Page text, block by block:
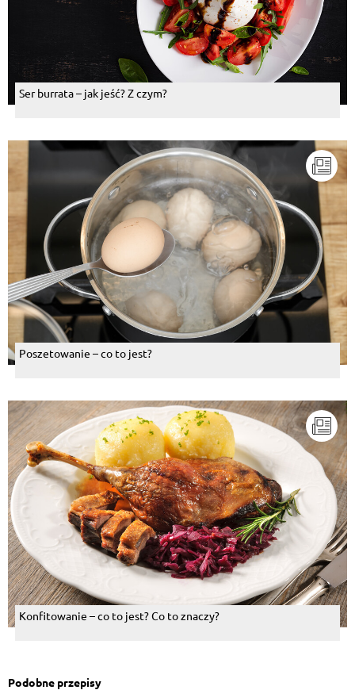
Ser burrata – jak jeść? Z czym?
Poszetowanie – co to jest?
Konfitowanie – co to jest? Co to znaczy?
Podobne przepisy